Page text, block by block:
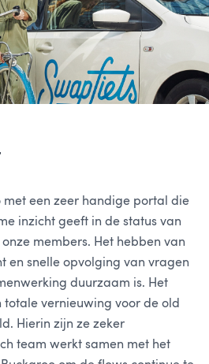
een zeer handige portal die
inzicht geeft in de status van
members. Het hebben van
en snelle opvolging van vragen
duurzaam is. Het
totale vernieuwing voor de old
Hierin zijn ze zeker
team werkt samen met het